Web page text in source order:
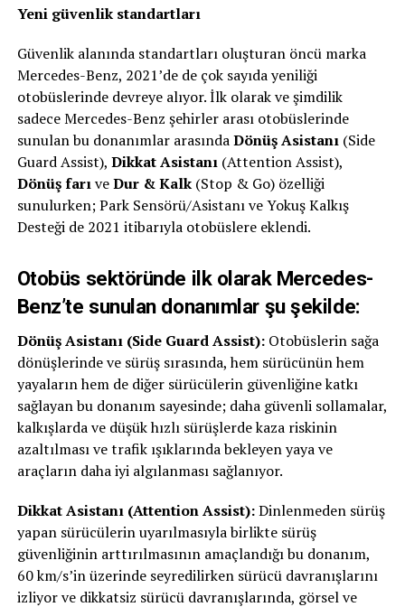
Yeni güvenlik standartları
Güvenlik alanında standartları oluşturan öncü marka
Mercedes-Benz, 2021’de de çok sayıda yeniliği
otobüslerinde devreye alıyor. İlk olarak ve şimdilik
sadece Mercedes-Benz şehirler arası otobüslerinde
sunulan bu donanımlar arasındaDönüş Asistanı(Side
Guard Assist), Dikkat Asistanı(Attention Assist),
Dönüş farıveDur & Kalk(Stop & Go) özelliği
sunulurken; Park Sensörü/Asistanı ve Yokuş Kalkış
Desteği de 2021 itibarıyla otobüslere eklendi.
Otobüs sektöründe ilk olarak Mercedes-
Benz’te sunulan donanımlar şu şekilde:
Dönüş Asistanı (Side Guard Assist):Otobüslerin sağa
dönüşlerinde ve sürüş sırasında, hem sürücünün hem
yayaların hem de diğer sürücülerin güvenliğine katkı
sağlayan bu donanım sayesinde; daha güvenli sollamalar,
kalkışlarda ve düşük hızlı sürüşlerde kaza riskinin
azaltılması ve trafik ışıklarında bekleyen yaya ve
araçların daha iyi algılanması sağlanıyor.
Dikkat Asistanı (Attention Assist):Dinlenmeden sürüş
yapan sürücülerin uyarılmasıyla birlikte sürüş
güvenliğinin arttırılmasının amaçlandığı bu donanım,
60 km/s’in üzerinde seyredilirken sürücü davranışlarını
izliyor ve dikkatsiz sürücü davranışlarında, görsel ve